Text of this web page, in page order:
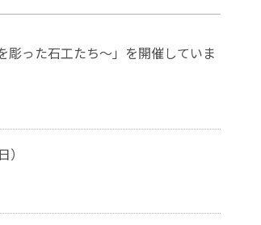
彫った石工たち～」を開催していま